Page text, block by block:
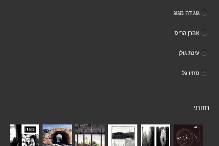
גוג דה מגוג
אהרן הריס
עינת גולן
סתיו גל
חזותי